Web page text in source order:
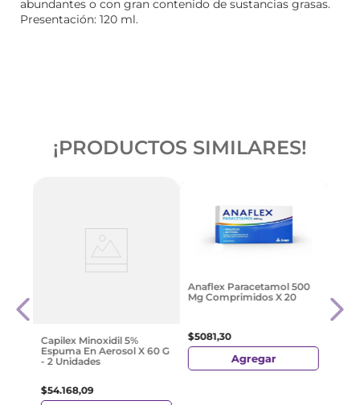
abundantes o con gran contenido de sustancias grasas.
Presentación: 120 ml.
¡PRODUCTOS SIMILARES!
Capilex Minoxidil 5%
Espuma En Aerosol X 60 G
- 2 Unidades
$54.168,09
Anaflex Paracetamol 500
Mg Comprimidos X 20
$5081,30
Agregar